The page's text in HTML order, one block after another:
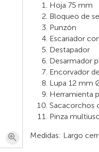
Hoja 75 mm
Bloqueo de
Punzón
Escariador
Destapador
Desarmador
Encorvador
Lupa 12 mm
Herramienta
Sacacorchos
Pinza
Medidas: Largo